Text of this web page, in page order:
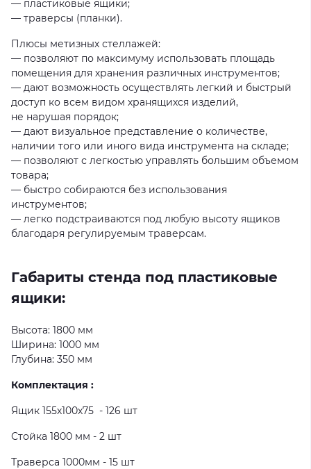
— пластиковые ящики;
— траверсы (планки).
Плюсы метизных стеллажей:
— позволяют по максимуму использовать площадь
помещения для хранения различных инструментов;
— дают возможность осуществлять легкий и быстрый
доступ ко всем видом хранящихся изделий,
не нарушая порядок;
— дают визуальное представление о количестве,
наличии того или иного вида инструмента на складе;
— позволяют с легкостью управлять большим объемом
товара;
— быстро собираются без использования
инструментов;
— легко подстраиваются под любую высоту ящиков
благодаря регулируемым траверсам.
Габариты стенда под пластиковые
ящики:
Высота: 1800 мм
Ширина: 1000 мм
Глубина: 350 мм
Комплектация :
Ящик 155х100х75 - 126 шт
Стойка 1800 мм - 2 шт
Траверса 1000мм - 15 шт